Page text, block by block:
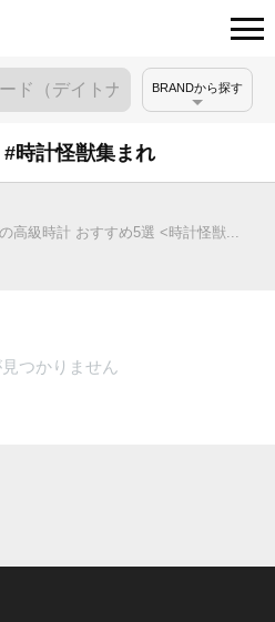
BRANDから探す
時計怪獣集まれ
高級時計 おすすめ5選 <時計怪獣...
つかりません